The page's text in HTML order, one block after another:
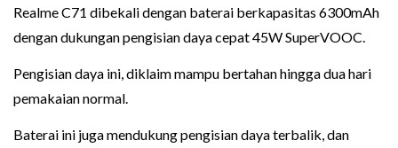
Realme C71 dibekali dengan baterai berkapasitas 6300mAh
dengan dukungan pengisian daya cepat 45W SuperVOOC.
Pengisian daya ini, diklaim mampu bertahan hingga dua hari
pemakaian normal.
Baterai ini juga mendukung pengisian daya terbalik, dan